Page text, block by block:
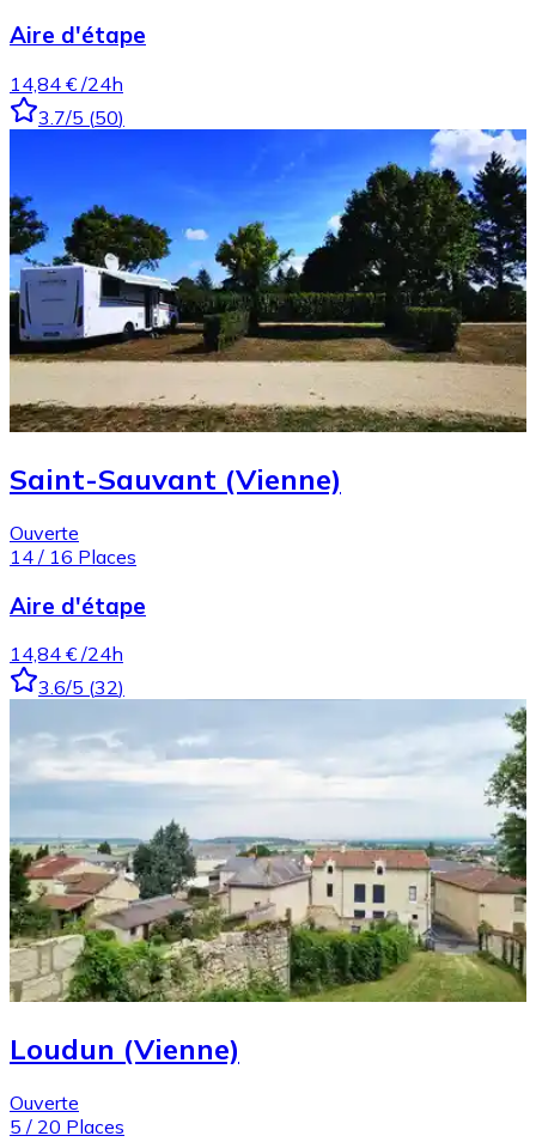
Aire d'étape
14,84 € /24h
3.7/5 (50)
Saint-Sauvant (Vienne)
Ouverte
14 / 16 Places
Aire d'étape
14,84 € /24h
3.6/5 (32)
Loudun (Vienne)
Ouverte
5 / 20 Places